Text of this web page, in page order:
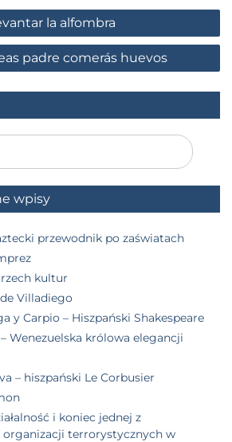
la alfombra
padre comerás huevos
wpisy
przewodnik po zaświatach
kultur
Villadiego
y Carpio – Hiszpański Shakespeare
Wenezuelska królowa elegancji
– hiszpański Le Corbusier
i koniec jednej z
organizacji terrorystycznych w